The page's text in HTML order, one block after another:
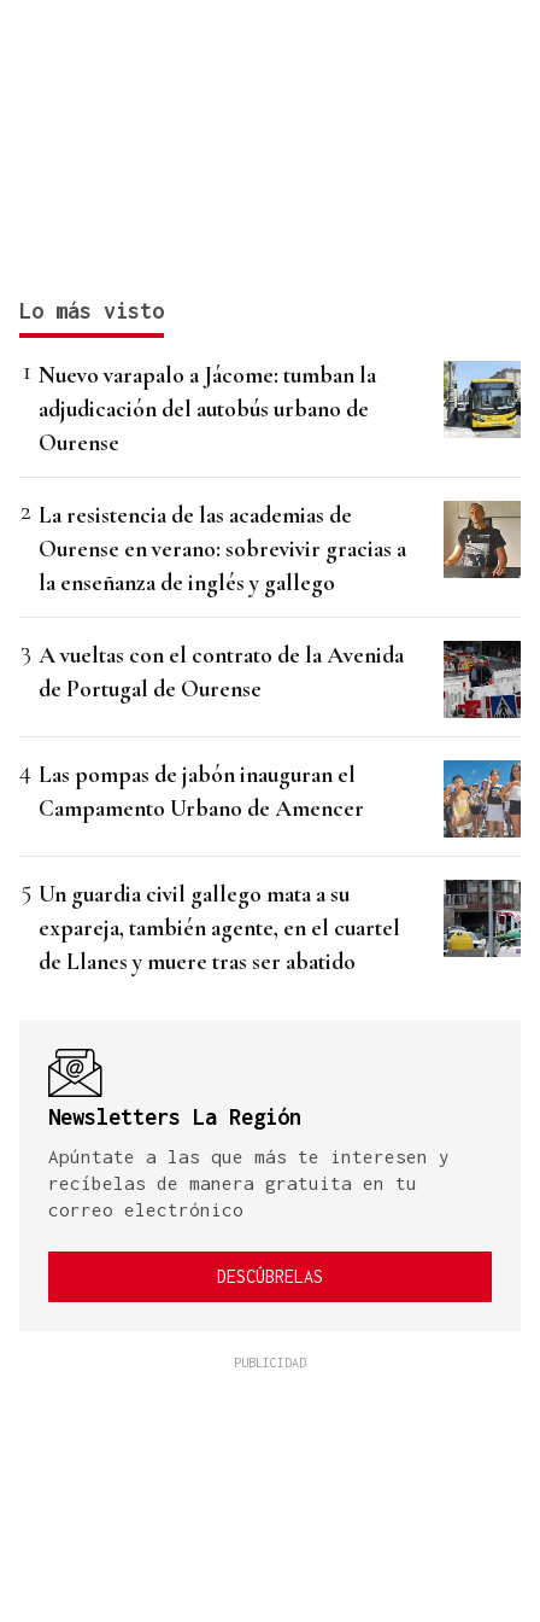
Lo más visto
Nuevo varapalo a Jácome: tumban la
adjudicación del autobús urbano de
Ourense
La resistencia de las academias de
Ourense en verano: sobrevivir gracias a
la enseñanza de inglés y gallego
A vueltas con el contrato de la Avenida
de Portugal de Ourense
Las pompas de jabón inauguran el
Campamento Urbano de Amencer
Un guardia civil gallego mata a su
expareja, también agente, en el cuartel
de Llanes y muere tras ser abatido
Newsletters La Región
Apúntate a las que más te interesen y
recíbelas de manera gratuita en tu
correo electrónico
DESCÚBRELAS